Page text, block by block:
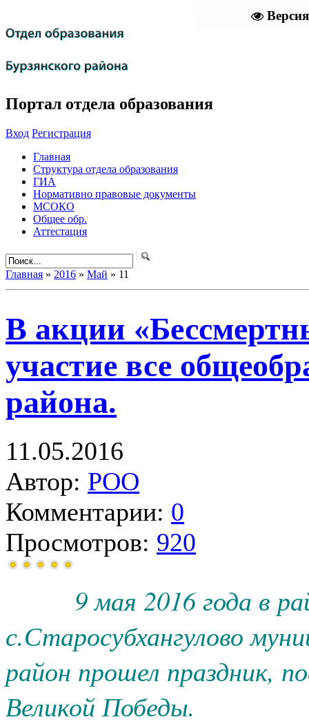
Портал отдела образования
Вход Регистрация
Главная
Структура отдела образования
ГИА
Нормативно правовые документы
МСОКО
Общее обр.
Аттестация
Главная » 2016 » Май » 11
В акции
участие все
района.
11.05.2016
Автор: РОО
Комментарии: 0
Просмотров: 920
9 мая 2016 года в
с.Старосубхангулово
район прошел праздник,
Великой Победы.